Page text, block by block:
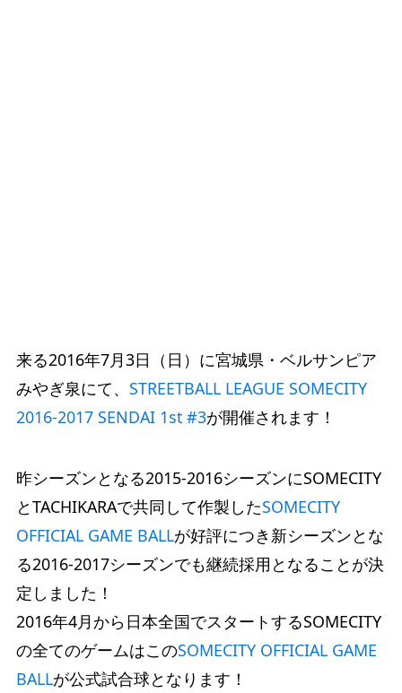
来る2016年7月3日（日）に宮城県・ベルサンピア
みやぎ泉にて、 STREETBALL LEAGUE SOMECITY
2016-2017 SENDAI 1st #3が開催されます！
昨シーズンとなる2015-2016シーズンにSOMECITY
とTACHIKARAで共同して作製したSOMECITY
OFFICIAL GAME BALLが好評につき新シーズンとな
る2016-2017シーズンでも継続採用となることが決
定しました！
2016年4月から日本全国でスタートするSOMECITY
の全てのゲームはこのSOMECITY OFFICIAL GAME
BALLが公式試合球となります！